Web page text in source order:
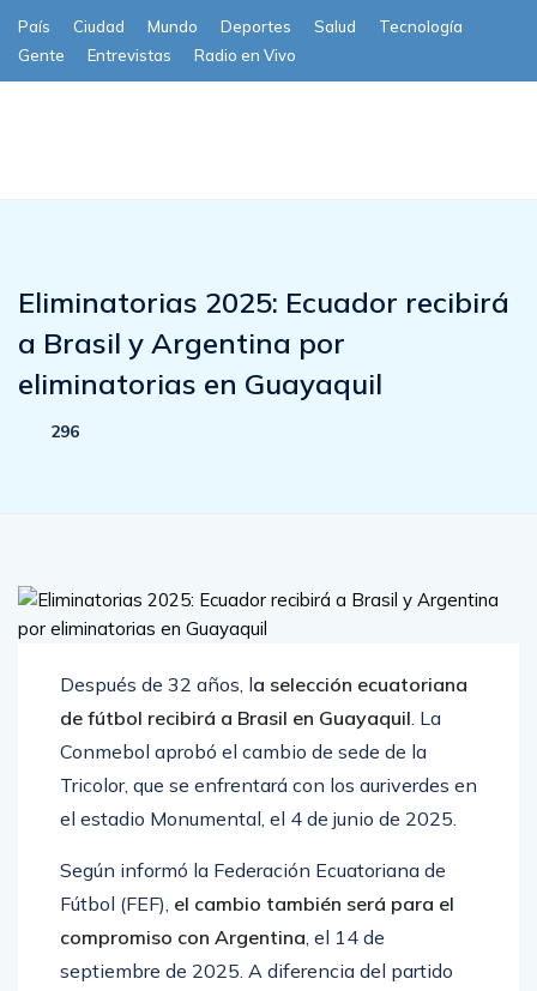
País Ciudad Mundo Deportes Salud
Tecnología
Gente
Entrevistas Radio en Vivo
Eliminatorias 2025: Ecuador recibirá
a Brasil y Argentina por
eliminatorias en Guayaquil
296
Después de 32 años, la selección ecuatoriana
de fútbol recibirá a Brasil en Guayaquil. La
Conmebol aprobó el cambio de sede de la
Tricolor, que se enfrentará con los auriverdes en
el estadio Monumental, el 4 de junio de 2025.
Según informó la Federación Ecuatoriana de
Fútbol (FEF), el cambio también será para el
compromiso con Argentina, el 14 de
septiembre de 2025. A diferencia del partido